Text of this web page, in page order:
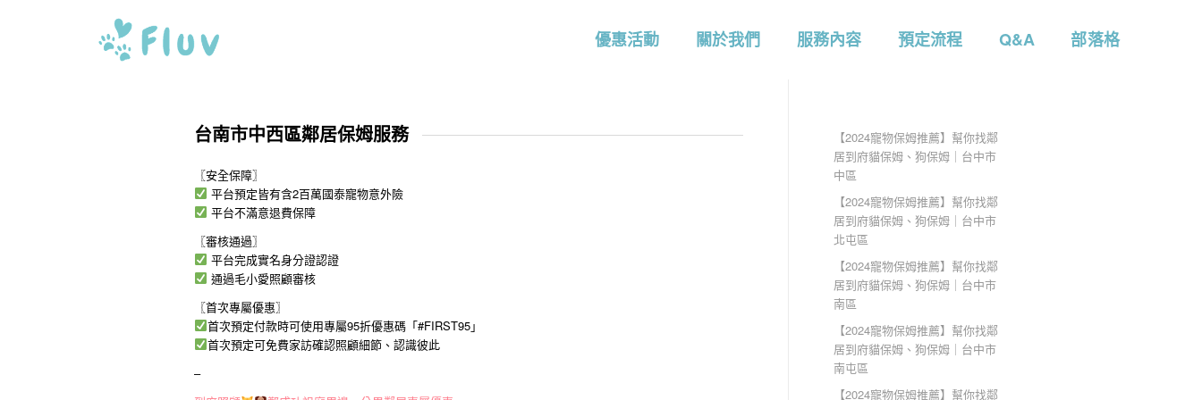
優惠活動 關於我們 服務內容 預定流程 Q&A 部落格
台南市中西區鄰居保姆服務
〖安全保障〗
平台預定皆有含2百萬國泰寵物意外險
平台不滿意退費保障
〖審核通過〗
平台完成實名身分證認證
通過毛小愛照顧審核
〖首次專屬優惠〗
首次預定付款時可使用專屬95折優惠碼「#FIRST95」
首次預定可免費家訪確認照顧細節、認識彼此
–
【2024寵物保姆推薦】幫你找鄰
居到府貓保姆、狗保姆｜台中市
中區
【2024寵物保姆推薦】幫你找鄰
居到府貓保姆、狗保姆｜台中市
北屯區
【2024寵物保姆推薦】幫你找鄰
居到府貓保姆、狗保姆｜台中市
南區
【2024寵物保姆推薦】幫你找鄰
居到府貓保姆、狗保姆｜台中市
南屯區
【2024寵物保姆推薦】幫你找鄰